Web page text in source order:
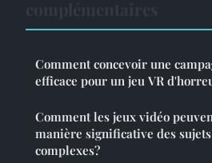
Comment concevoir une
efficace pour un jeu VR
Comment les jeux vidéo
manière significative des
complexes?